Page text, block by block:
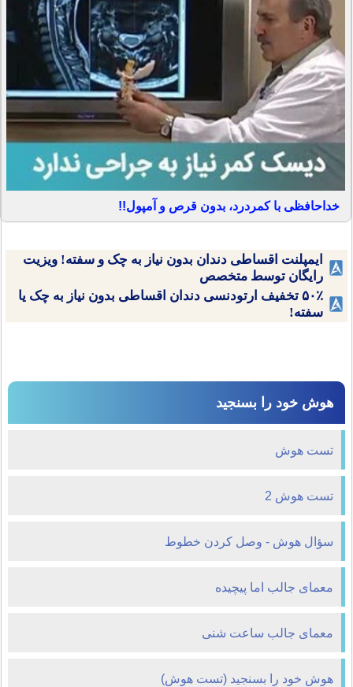
خداحافظی با کمردرد، بدون قرص و آمپول!!
ایمپلنت اقساطی دندان بدون نیاز به چک و سفته! ویزیت
رایگان توسط متخصص
۵۰٪ تخفیف ارتودنسی دندان اقساطی بدون نیاز به چک یا
سفته!
هوش خود را بسنجید
تست هوش
تست هوش 2
سؤال هوش - وصل كردن خطوط
معمای جالب اما پیچیده
معمای جالب ساعت شنی
هوش خود را بسنجید (تست هوش)